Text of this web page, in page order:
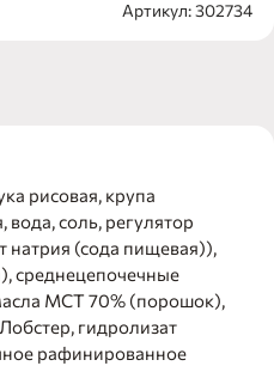
Артикул: 302734
рисовая, крупа
вода, соль, регулятор
натрия (сода пищевая)),
среднецепочечные
МСТ 70% (порошок),
гидролизат
рафинированное